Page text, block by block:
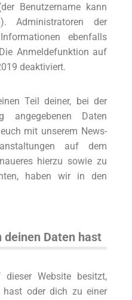
Benutzername kann
Administratoren der
ebenfalls
Anmeldefunktion auf
deaktiviert.
Teil deiner, bei der
angegebenen Daten
mit unserem News-
auf dem
hierzu sowie zu
haben wir in den
deinen Daten hast
Website besitzt,
hast oder dich zu einer